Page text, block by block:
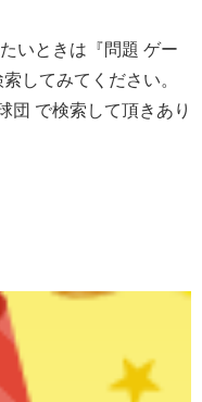
いときは『問題 ゲー
してみてください。
団 で検索して頂きあり